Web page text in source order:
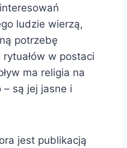
ludzie wierzą,
potrzebę
w postaci
ma religia na
są jej jasne i
jest publikacją